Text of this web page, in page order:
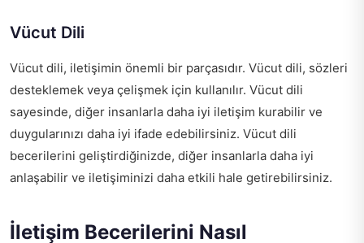
Vücut Dili
Vücut dili, iletişimin önemli bir parçasıdır. Vücut dili, sözleri
desteklemek veya çelişmek için kullanılır. Vücut dili
sayesinde, diğer insanlarla daha iyi iletişim kurabilir ve
duygularınızı daha iyi ifade edebilirsiniz. Vücut dili
becerilerini geliştirdiğinizde, diğer insanlarla daha iyi
anlaşabilir ve iletişiminizi daha etkili hale getirebilirsiniz.
İletişim Becerilerini Nasıl